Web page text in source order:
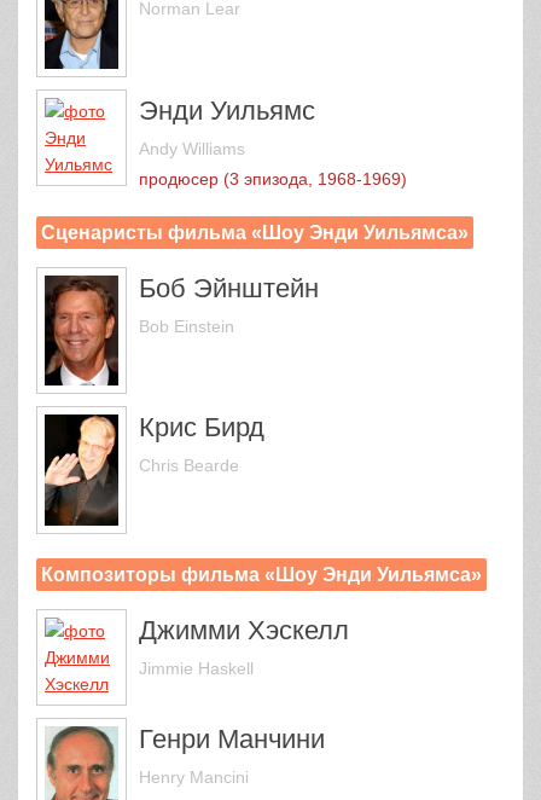
Norman Lear
Энди Уильямс
Andy Williams
продюсер (3 эпизода, 1968-1969)
Сценаристы фильма «Шоу Энди Уильямса»
Боб Эйнштейн
Bob Einstein
Крис Бирд
Chris Bearde
Композиторы фильма «Шоу Энди Уильямса»
Джимми Хэскелл
Jimmie Haskell
Генри Манчини
Henry Mancini